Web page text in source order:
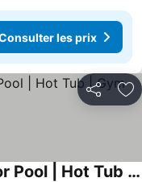
les prix
Partager
Bluebird Bay | Lake | Outdoor Pool | Hot Tub | Gym